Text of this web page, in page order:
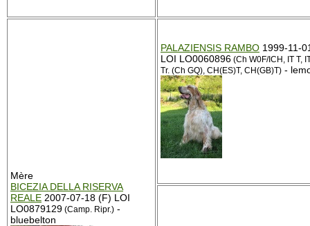
Mère
BICEZIA DELLA RISERVA
REALE 2007-07-18 (F) LOI
LO0879129 (Camp. Ripr.) -
bluebelton
PALAZIENSIS RAMBO 1999-11-
LOI LO0060896 (Ch W0F/ICH, IT T,
Tr. (Ch GQ), CH(ES)T, CH(GB)T) -